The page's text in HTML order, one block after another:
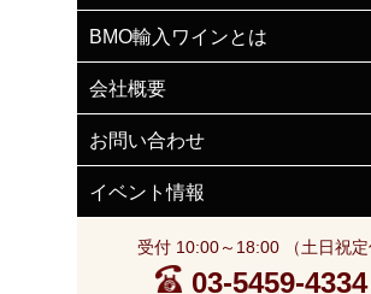
BMO輸入ワインとは
会社概要
お問い合わせ
イベント情報
受付 10:00～18:00 （土日祝定
03-5459-4334